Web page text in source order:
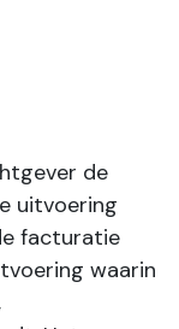
de
uitvoering
facturatie
waarin